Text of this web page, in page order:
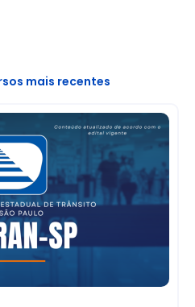
mais recentes